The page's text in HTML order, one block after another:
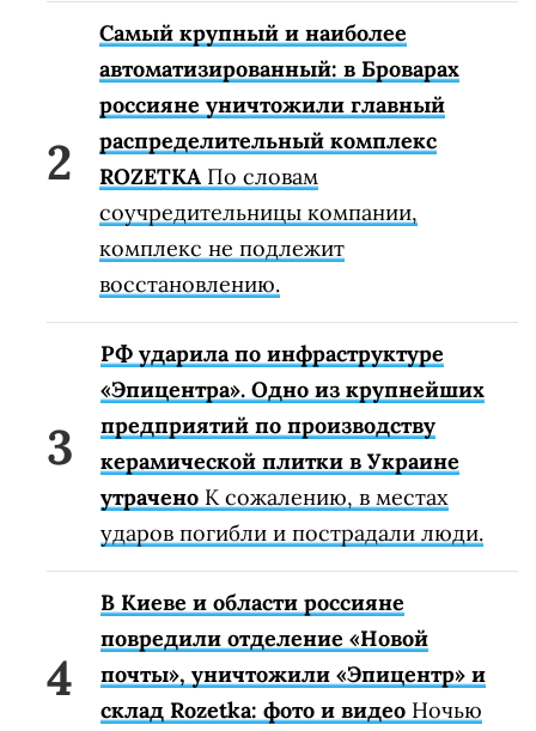
Самый крупный и наиболее
автоматизированный: в Броварах
россияне уничтожили главный
распределительный комплекс
ROZETKA По словам
соучредительницы компании,
комплекс не подлежит
восстановлению.
РФ ударила по инфраструктуре
«Эпицентра». Одно из крупнейших
предприятий по производству
керамической плитки в Украине
утрачено К сожалению, в местах
ударов погибли и пострадали люди.
В Киеве и области россияне
повредили отделение «Новой
почты», уничтожили «Эпицентр» и
склад Rozetka: фото и видео Ночью